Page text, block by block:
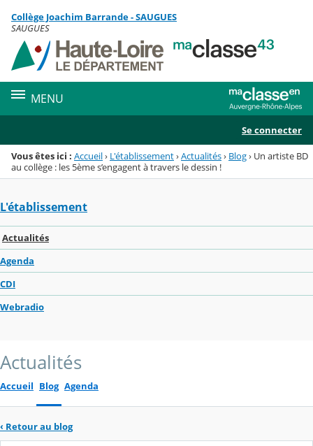
Menu de la rubrique
Contenu
Collège Joachim Barrande - SAUGUES
SAUGUES
MENU
Se connecter
Vous êtes ici : Accueil› L'établissement›Actualités› Blog› Un artiste BD
au collège : les 5ème s’engagent à travers le dessin !
L'établissement
Actualités
Agenda
CDI
Webradio
Actualités
Accueil Blog Agenda
‹ Retour au blog